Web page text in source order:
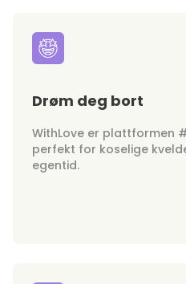
Drøm deg bort
WithLove er plattformen
perfekt for koselige
egentid.